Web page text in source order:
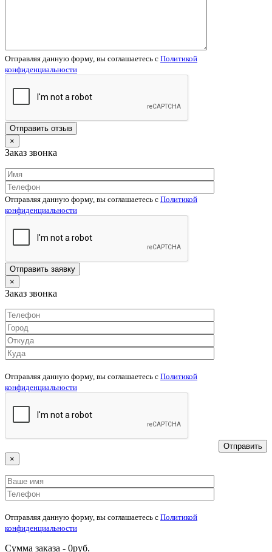
Отправляя данную форму, вы соглашаетесь c Политикой
конфиденциальности
×
Заказ звонка
Отправляя данную форму, вы соглашаетесь c Политикой
конфиденциальности
×
Заказ звонка
Отправляя данную форму, вы соглашаетесь c Политикой
конфиденциальности
×
Отправляя данную форму, вы соглашаетесь c Политикой
конфиденциальности
Сумма заказа - 0руб.